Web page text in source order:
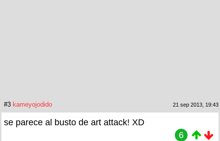
#3 kameyojodido 21 sep 2013, 19:43
se parece al busto de art attack! XD
6